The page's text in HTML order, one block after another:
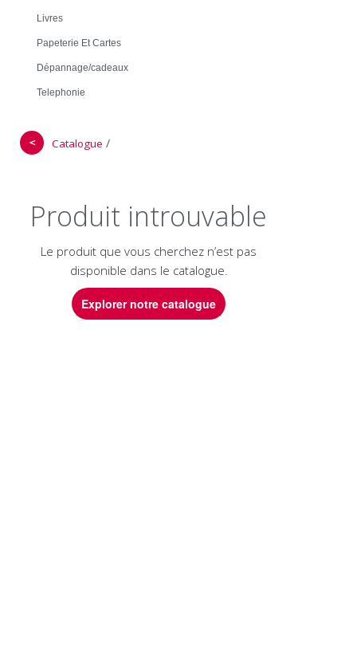
Livres
Papeterie Et Cartes
Dépannage/cadeaux
Telephonie
＜ Catalogue /
Produit introuvable
Le produit que vous cherchez n’est pas
disponible dans le catalogue.
Explorer notre catalogue